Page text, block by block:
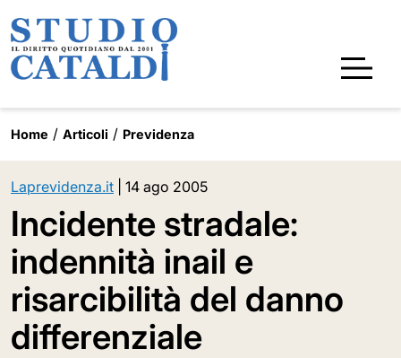
Home Articoli Previdenza
Laprevidenza.it 14 ago 2005
Incidente stradale:
indennità inail e
risarcibilità del danno
differenziale